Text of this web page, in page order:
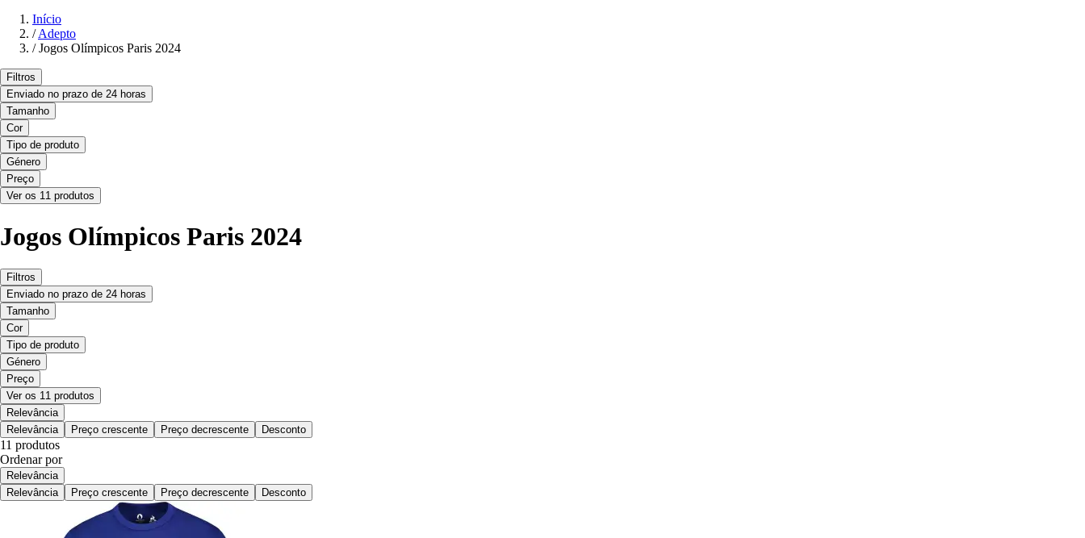
Início
/Adepto
/ Jogos Olímpicos Paris 2024
Filtros
Enviado no prazo de 24 horas
Tamanho
Cor
Tipo de produto
Género
Preço
Ver os 11 produtos
Jogos Olímpicos Paris 2024
Filtros
Enviado no prazo de 24 horas
Tamanho
Cor
Tipo de produto
Género
Preço
Ver os 11 produtos
Relevância
Relevância
Preço crescente Preço decrescente Desconto
11 produtos
Ordenar por
Relevância
Relevância
Preço crescente Preço decrescente Desconto